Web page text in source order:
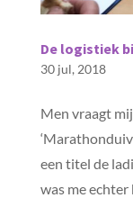
De logistiek
30 jul, 2018
Men vraagt
een titel de
was me